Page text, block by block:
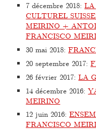
7 décembre 2018:LA
CULTUREL
MEIRINO +
FRANCISCO
30 mai 2018:
20 septembre 2017:
26 février 2017:LA
14 décembre 2016:
MEIRINO
12 juin 2016:
FRANCISCO